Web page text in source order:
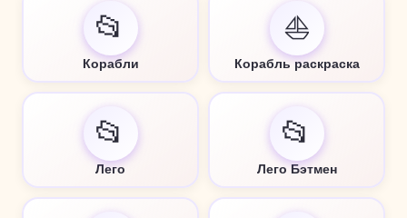
📂
Корабли
⛵
Корабль раскраска
📂
Лего
📂
Лего Бэтмен